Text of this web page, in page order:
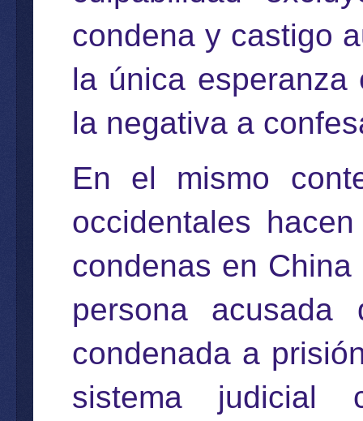
condena y castigo
la única
la negativa a
En el mismo
occidentales
condenas en
persona acusada
condenada a
sistema judicial